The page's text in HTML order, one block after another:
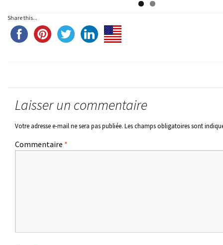
Share this...
Laisser un commentaire
Votre adresse e-mail ne sera pas publiée. Les champs obligatoires sont
Commentaire *